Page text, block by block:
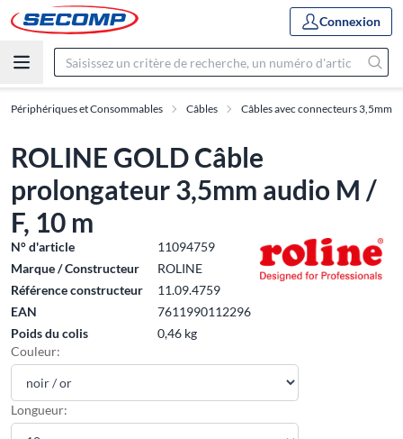
Connexion
Périphériques et Consommables Câbles Câbles avec connecteurs 3,5mm
ROLINE GOLD Câble
prolongateur 3,5mm audio M /
F, 10 m
N° d'article
11094759
Marque / Constructeur
ROLINE
Référence constructeur
11.09.4759
EAN
7611990112296
Poids du colis
0,46 kg
Couleur:
Longueur: